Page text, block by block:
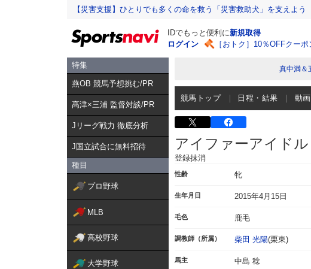
【災害支援】ひとりでも多くの命を救う「災害救助犬」を支えよう
IDでもっと便利に新規取得
ログイン
［おトク］10％OFFクー
特集
燕OB 競馬予想挑む/PR
髙津×三浦 監督対談/PR
Jリーグ戦力 徹底分析
J国立試合に無料招待
種目
プロ野球
MLB
高校野球
大学野球
真中満＆
競馬トップ 日程・結果 動画
アイファーアイドル
登録抹消
性齢 牝
生年月日 2015年4月15日
毛色 鹿毛
調教師（所属） 柴田 光陽(栗東)
馬主 中島 稔